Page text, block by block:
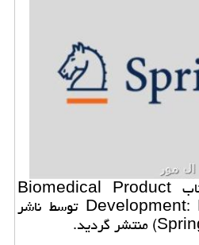
به گزارش ال مور كتاب Biomedical Product
Development: Bench to Bedside توسط ناشر